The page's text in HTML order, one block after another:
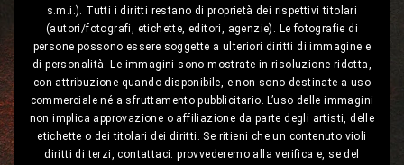
s.m.i.). Tutti i diritti restano di proprietà dei rispettivi titolari
(autori/fotografi, etichette, editori, agenzie). Le fotografie di
persone possono essere soggette a ulteriori diritti di immagine e
di personalità. Le immagini sono mostrate in risoluzione ridotta,
con attribuzione quando disponibile, e non sono destinate a uso
commerciale né a sfruttamento pubblicitario. L’uso delle immagini
non implica approvazione o affiliazione da parte degli artisti, delle
etichette o dei titolari dei diritti. Se ritieni che un contenuto violi
diritti di terzi, contattaci: provvederemo alla verifica e, se del